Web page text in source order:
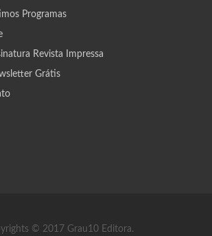
Programas
Revista Impressa
Grátis
© 2017 Grau10 Editora.